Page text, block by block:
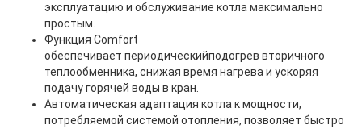
эксплуатацию и обслуживание котла максимально
простым.
Функция Comfort
обеспечивает периодическийподогрев вторичного
теплообменника, снижая время нагрева и ускоряя
подачу горячей воды в кран.
Автоматическая адаптация котла к мощности,
потребляемой системой отопления, позволяет быстро